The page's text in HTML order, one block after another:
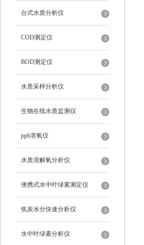
台式水质分析仪
COD测定仪
BOD测定仪
水质采样分析仪
生物在线水质监测仪
ppb溶氧仪
水质溶解氧分析仪
便携式水中叶绿素测定仪
焦炭水分快速分析仪
水中叶绿素分析仪